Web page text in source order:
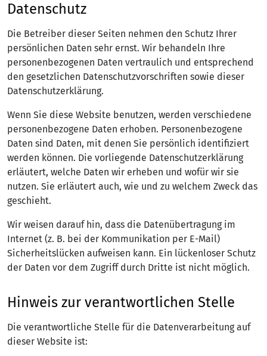
Datenschutz
Die Betreiber dieser Seiten nehmen den Schutz Ihrer
persönlichen Daten sehr ernst. Wir behandeln Ihre
personenbezogenen Daten vertraulich und entsprechend
den gesetzlichen Datenschutzvorschriften sowie dieser
Datenschutzerklärung.
Wenn Sie diese Website benutzen, werden verschiedene
personenbezogene Daten erhoben. Personenbezogene
Daten sind Daten, mit denen Sie persönlich identifiziert
werden können. Die vorliegende Datenschutzerklärung
erläutert, welche Daten wir erheben und wofür wir sie
nutzen. Sie erläutert auch, wie und zu welchem Zweck das
geschieht.
Wir weisen darauf hin, dass die Datenübertragung im
Internet (z. B. bei der Kommunikation per E-Mail)
Sicherheitslücken aufweisen kann. Ein lückenloser Schutz
der Daten vor dem Zugriff durch Dritte ist nicht möglich.
Hinweis zur verantwortlichen Stelle
Die verantwortliche Stelle für die Datenverarbeitung auf
dieser Website ist: